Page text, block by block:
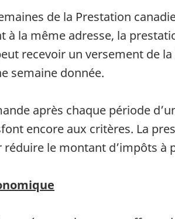
de la Prestation
à la même adresse, la
recevoir un versement de
semaine donnée.
après chaque période
encore aux critères. La
le montant d’impôts à